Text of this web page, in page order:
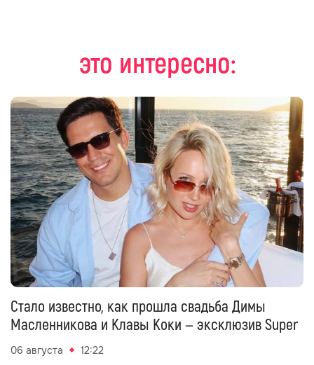
это интересно:
Стало известно, как прошла свадьба Димы
Масленникова и Клавы Коки — эксклюзив Super
06 августа 12:22